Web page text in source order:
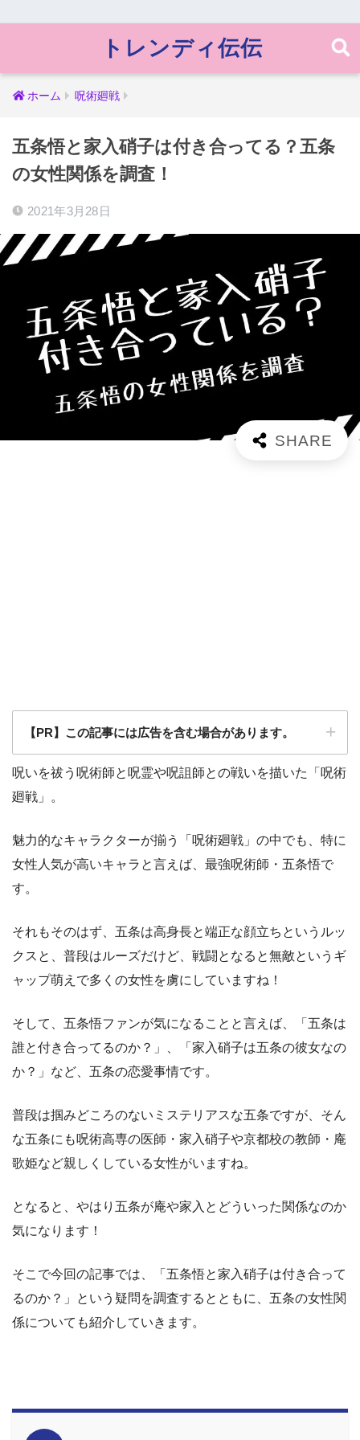
トレンディ伝伝
ホーム 呪術廻戦
五条悟と家入硝子は付き合ってる？五条
の女性関係を調査！
2021年3月28日
【PR】この記事には広告を含む場合があります。
呪いを祓う呪術師と呪霊や呪詛師との戦いを描いた「呪術
廻戦」。
魅力的なキャラクターが揃う「呪術廻戦」の中でも、特に
女性人気が高いキャラと言えば、最強呪術師・五条悟で
す。
それもそのはず、五条は高身長と端正な顔立ちというルッ
クスと、普段はルーズだけど、戦闘となると無敵というギ
ャップ萌えで多くの女性を虜にしていますね！
そして、五条悟ファンが気になることと言えば、「五条は
誰と付き合ってるのか？」、「家入硝子は五条の彼女なの
か？」など、五条の恋愛事情です。
普段は掴みどころのないミステリアスな五条ですが、そん
な五条にも呪術高専の医師・家入硝子や京都校の教師・庵
歌姫など親しくしている女性がいますね。
となると、やはり五条が庵や家入とどういった関係なのか
気になります！
そこで今回の記事では、「五条悟と家入硝子は付き合って
るのか？」という疑問を調査するとともに、五条の女性関
係についても紹介していきます。